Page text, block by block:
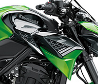
cùng
Kawasaki
Z900
ABS